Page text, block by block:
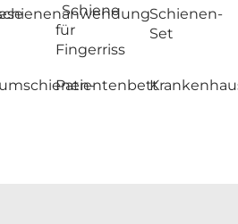
Schiene
für
Fingerriss
Schienen-
Set
Patientenbett